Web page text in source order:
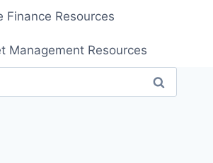
Finance Resources
Management Resources